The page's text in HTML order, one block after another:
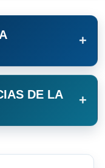
+
DE LA
+